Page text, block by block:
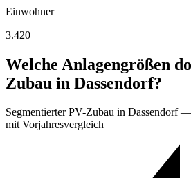
Einwohner
3.420
Welche Anlagengrößen
Zubau in Dassendorf?
Segmentierter PV-Zubau in Dassendorf
mit Vorjahresvergleich